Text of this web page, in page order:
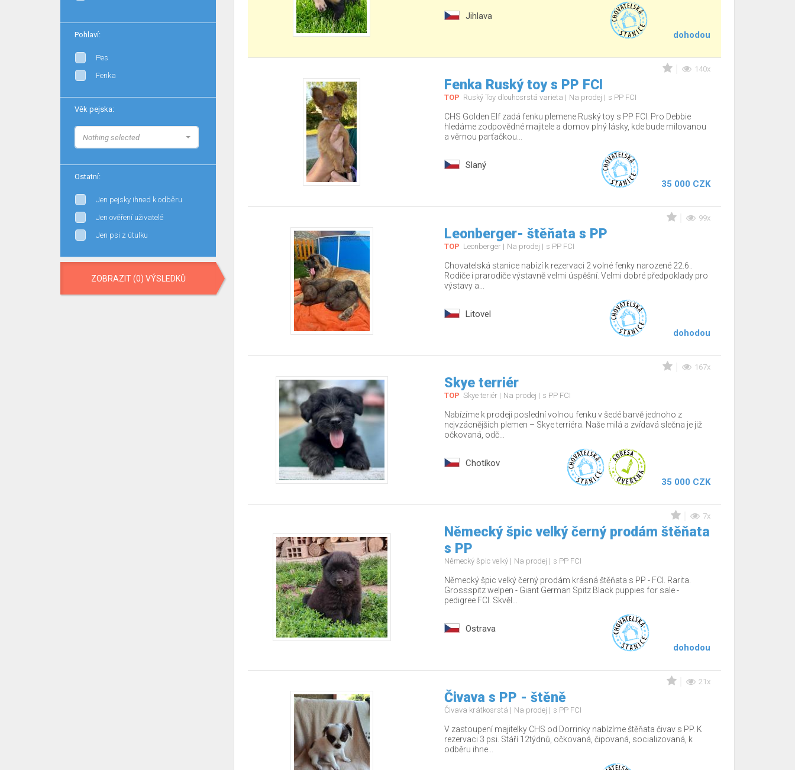
Pohlaví:
Pes
Fenka
Věk pejska:
Nothing selected
Ostatní:
Jen pejsky ihned k odběru
Jen ověření uživatelé
Jen psi z útulku
ZOBRAZIT (0) VÝSLEDKŮ
Jihlava
dohodou
140x
Fenka Ruský toy s PP FCI
TOP Ruský Toy dlouhosrstá varieta Na prodej s PP FCI
CHS Golden Elf zadá fenku plemene Ruský toy s PP FCI. Pro Debbie
hledáme zodpovědné majitele a domov plný lásky, kde bude milovanou
a věrnou parťačkou...
Slaný
35 000 CZK
99x
Leonberger- štěňata s PP
TOP Leonberger Na prodej s PP FCI
Chovatelská stanice nabízí k rezervaci 2 volné fenky narozené 22.6..
Rodiče i prarodiče výstavně velmi úspěšní. Velmi dobré předpoklady pro
výstavy a...
Litovel
dohodou
167x
Skye terriér
TOP Skye teriér Na prodej s PP FCI
Nabízíme k prodeji poslední volnou fenku v šedé barvě jednoho z
nejvzácnějších plemen – Skye terriéra. Naše milá a zvídavá slečna je již
očkovaná, odč...
Chotíkov
35 000 CZK
7x
Německý špic velký černý prodám štěňata
s PP
Německý špic velký Na prodej s PP FCI
Německý špic velký černý prodám krásná štěňata s PP - FCI. Rarita.
Grossspitz welpen - Giant German Spitz Black puppies for sale -
pedigree FCI. Skvěl...
Ostrava
dohodou
21x
Čivava s PP - štěně
Čivava krátkosrstá Na prodej s PP FCI
V zastoupení majitelky CHS od Dorrinky nabízíme štěňata čivav s PP. K
rezervaci 3 psi. Stáří 12týdnů, očkovaná, čipovaná, socializovaná, k
odběru ihne...